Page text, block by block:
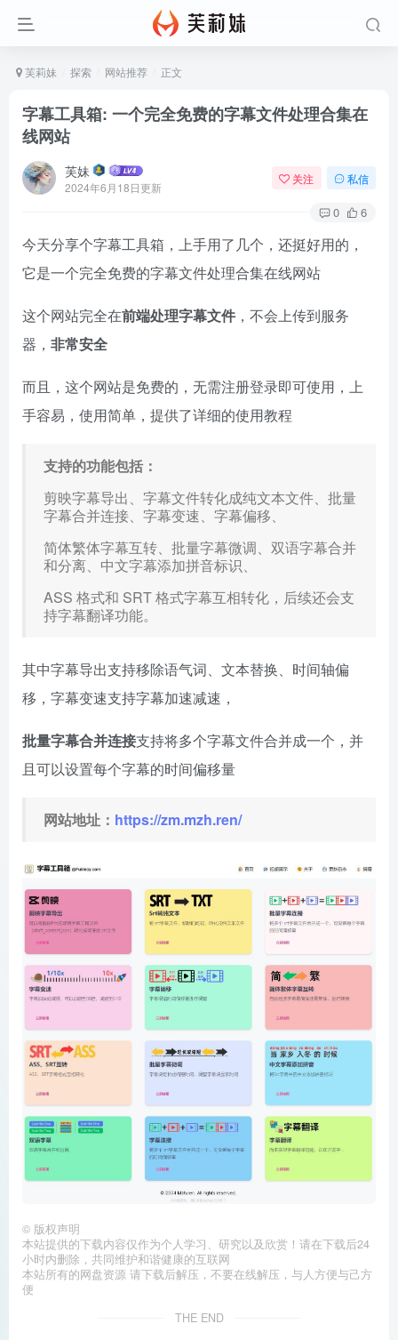
芙莉妹 探索 网站推荐 正文
字幕工具箱: 一个完全免费的字幕文件处理合集在
线网站
芙妹
2024年6月18日更新
关注 私信
0 6
今天分享个字幕工具箱，上手用了几个，还挺好用的，
它是一个完全免费的字幕文件处理合集在线网站
这个网站完全在前端处理字幕文件 ，不会上传到服务
器， 非常安全
而且，这个网站是免费的，无需注册登录即可使用，上
手容易，使用简单，提供了详细的使用教程
支持的功能包括：
剪映字幕导出、字幕文件转化成纯文本文件、批量
字幕合并连接、字幕变速、字幕偏移、
简体繁体字幕互转、批量字幕微调、双语字幕合并
和分离、中文字幕添加拼音标识、
ASS 格式和 SRT 格式字幕互相转化，后续还会支
持字幕翻译功能。
其中字幕导出支持移除语气词、文本替换、时间轴偏
移，字幕变速支持字幕加速减速，
批量字幕合并连接支持将多个字幕文件合并成一个，并
且可以设置每个字幕的时间偏移量
网站地址： https://zm.mzh.ren/
© 版权声明
本站提供的下载内容仅作为个人学习、研究以及欣赏！请在下载后24
小时内删除，共同维护和谐健康的互联网
本站所有的网盘资源 请下载后解压，不要在线解压，与人方便与己方
便
THE END